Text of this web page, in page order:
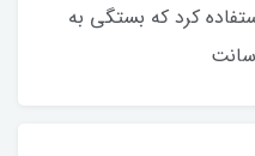
کرد که بستگی به